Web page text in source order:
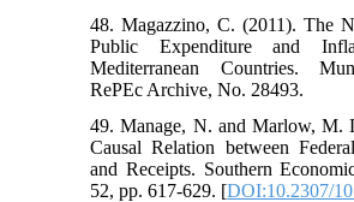
48. Magazzino, C. (2011). The
Public Expenditure and
Mediterranean Countries.
RePEc Archive, No. 28493.
49. Manage, N. and Marlow, M.
Causal Relation between
and Receipts. Southern
52, pp. 617-629. [DOI:10.2307/